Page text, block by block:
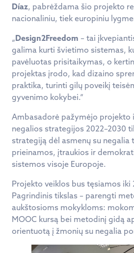
Díaz, pabrėždama šio projekto
nacionaliniu, tiek europiniu
„Design2Freedom – tai
galima kurti švietimo sistemas,
pavėluotas prisitaikymas, o
projektas įrodo, kad dizaino
praktika, turinti gilų poveikį
gyvenimo kokybei.“
Ambasadorė pažymėjo projekto
negalios strategijos 2022–2030
strategiją dėl asmenų su negalia
prieinamos, įtraukios ir
sistemos visoje Europoje.
Projekto veiklos bus tęsiamos iki
Pagrindinis tikslas – parengti
aukštosioms mokykloms:
MOOC kursą bei metodinį gidą
orientuotą į žmonių su negalia